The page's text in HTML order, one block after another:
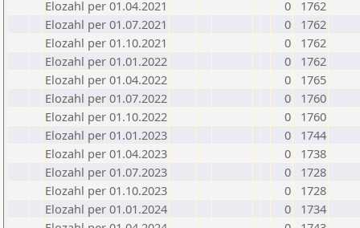
Elozahl per 01.04.2021
0
1762
Elozahl per 01.07.2021
0
1762
Elozahl per 01.10.2021
0
1762
Elozahl per 01.01.2022
0
1762
Elozahl per 01.04.2022
0
1765
Elozahl per 01.07.2022
0
1760
Elozahl per 01.10.2022
0
1760
Elozahl per 01.01.2023
0
1744
Elozahl per 01.04.2023
0
1738
Elozahl per 01.07.2023
0
1728
Elozahl per 01.10.2023
0
1728
Elozahl per 01.01.2024
0
1734